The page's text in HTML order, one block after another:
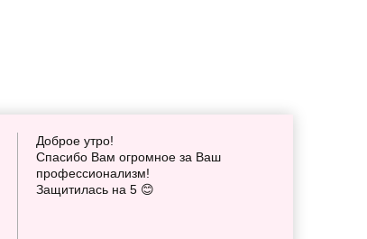
Доброе утро!
Спасибо Вам огромное за Ваш
профессионализм!
Защитилась на 5 😊